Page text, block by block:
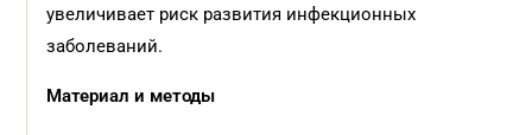
увеличивает риск развития инфекционных
заболеваний.
Материал и методы